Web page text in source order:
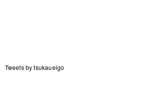
Tweets by tsukaueigo